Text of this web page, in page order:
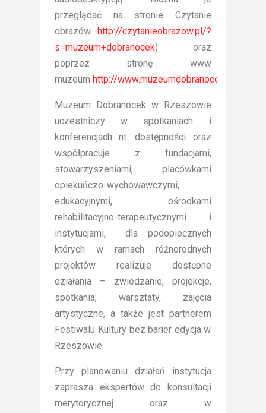
przeglądać na stronie Czytanie
obrazów
http://czytanieobrazow.pl/?
s=muzeum+dobranocek) oraz
poprzez stronę www
muzeum http://www.muzeumdobranocek.pl/
Muzeum Dobranocek w Rzeszowie
uczestniczy w spotkaniach i
konferencjach nt. dostępności oraz
współpracuje z fundacjami,
stowarzyszeniami, placówkami
opiekuńczo-wychowawczymi,
edukacyjnymi, ośrodkami
rehabilitacyjno-terapeutycznymi i
instytucjami, dla podopiecznych
których w ramach różnorodnych
projektów realizuje dostępne
działania – zwiedzanie, projekcje,
spotkania, warsztaty, zajęcia
artystyczne, a także jest partnerem
Festiwalu Kultury bez barier edycja w
Rzeszowie.
Przy planowaniu działań instytucja
zaprasza ekspertów do konsultacji
merytorycznej oraz w